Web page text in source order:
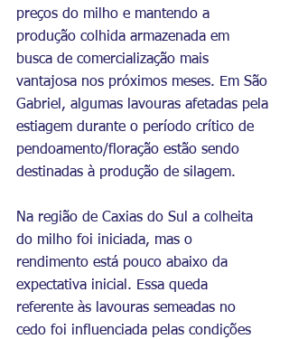
preços do milho e mantendo a
produção colhida armazenada em
busca de comercialização mais
vantajosa nos próximos meses. Em São
Gabriel, algumas lavouras afetadas pela
estiagem durante o período crítico de
pendoamento/floração estão sendo
destinadas à produção de silagem.
Na região de Caxias do Sul a colheita
do milho foi iniciada, mas o
rendimento está pouco abaixo da
expectativa inicial. Essa queda
referente às lavouras semeadas no
cedo foi influenciada pelas condições